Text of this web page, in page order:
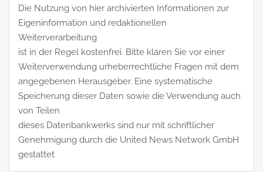
Die Nutzung von hier archivierten Informationen zur
Eigeninformation und redaktionellen
Weiterverarbeitung
ist in der Regel kostenfrei. Bitte klären Sie vor einer
Weiterverwendung urheberrechtliche Fragen mit dem
angegebenen Herausgeber. Eine systematische
Speicherung dieser Daten sowie die Verwendung auch
von Teilen
dieses Datenbankwerks sind nur mit schriftlicher
Genehmigung durch die United News Network GmbH
gestattet